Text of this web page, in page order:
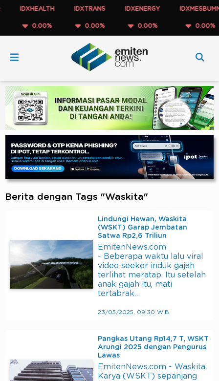
IDXHEALTH
0.00%
IDXTRANS
0.00%
IDXENERGY
0.00%
IDXMESBUMN
0.00%
Berita dengan Tags "Waskita"
Lindungi Hewan, Waskita
(WSKT) Garap Jembatan
Satwa Rp2,6 Triliun
EmitenNews.com
- Beberapa waktu lalu viral
video seekor induk gajah
terlihat meratap. Itu setelah
anak gajah itu, mati
tertabrak…
23/05/2025, 09:30 WIB
Pangkas Utang Rp14,7 T, WSKT
Arungi 2025 dengan Pengurus
Lawas
EmitenNews.com - Waskita
Karya (WSKT) sepanjang